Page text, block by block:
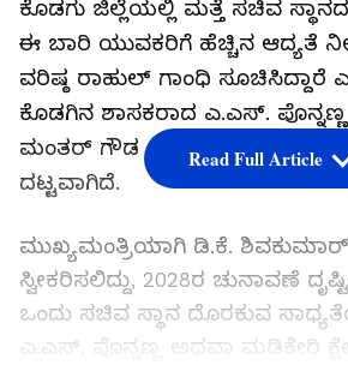
ಕೊಡಗು ಜಿಲ್ಲೆಯಲ್ಲಿ ಮತ್ತೆ ಸಚಿವ
ಈ ಬಾರಿ ಯುವಕರಿಗೆ ಹೆಚ್ಚಿನ ಆದ್ಯತೆ
ವರಿಷ್ಠ ರಾಹುಲ್ ಗಾಂಧಿ ಸೂಚಿಸಿದ್ದಾರೆ
ಕೊಡಗಿನ ಶಾಸಕರಾದ ಎ.ಎಸ್.
ಮಂತರ್ ಗೌಡ ಅವರಿಗೆ ಮಂತ್ರಿಗಿರಿ
ದಟ್ಟವಾಗಿದೆ.
ಮುಖ್ಯಮಂತ್ರಿಯಾಗಿ ಡಿ.ಕೆ.
ಸ್ವೀಕರಿಸಲಿದ್ದು, 2028ರ ಚುನಾವಣೆ
ಒಂದು ಸಚಿವ ಸ್ಥಾನ ದೊರಕುವ
ಎ.ಎಸ್. ಪೊನ್ನಣ್ಣ ಅಥವಾ ಮಡಿಕೇರಿ
Read Full Article